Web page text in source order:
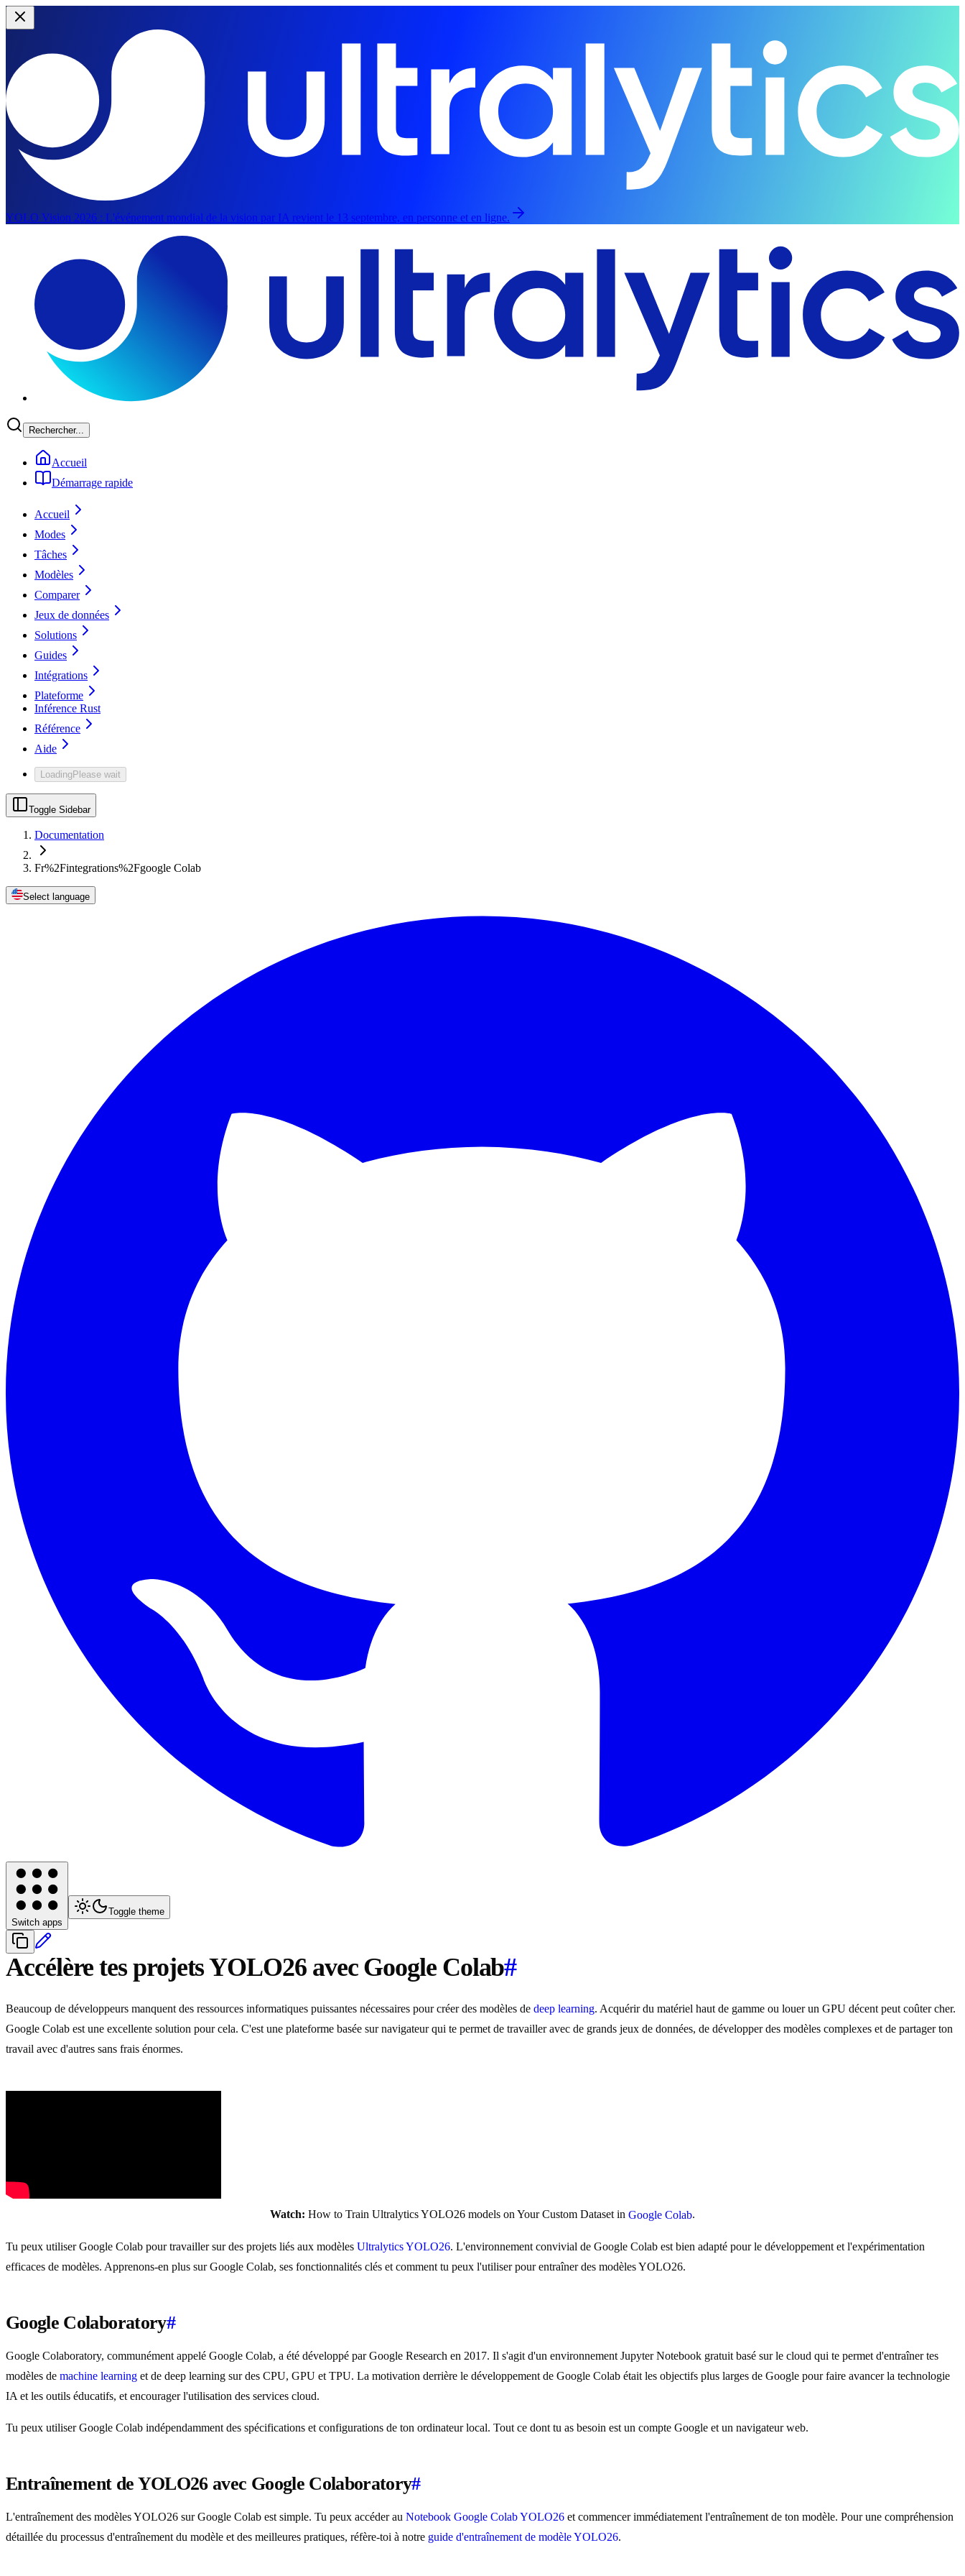
YOLO Vision 2026 : L'événement mondial de la vision par IA revient le 13 septembre, en personne et en ligne.
Rechercher...
Accueil
Démarrage rapide
Accueil
Modes
Tâches
Modèles
Comparer
Jeux de données
Solutions
Guides
Intégrations
Plateforme
Inférence Rust
Référence
Aide
LoadingPlease wait
Toggle Sidebar
Documentation
Fr%2Fintegrations%2Fgoogle Colab
Select language
Switch apps
Toggle theme
Accélère tes projets YOLO26 avec Google Colab#
Beaucoup de développeurs manquent des ressources informatiques puissantes nécessaires pour créer des modèles de deep learning. Acquérir du matériel haut de gamme ou louer un GPU décent peut coûter cher.
Google Colab est une excellente solution pour cela. C'est une plateforme basée sur navigateur qui te permet de travailler avec de grands jeux de données, de développer des modèles complexes et de partager ton
travail avec d'autres sans frais énormes.
Watch: How to Train Ultralytics YOLO26 models on Your Custom Dataset in Google Colab.
Tu peux utiliser Google Colab pour travailler sur des projets liés aux modèles Ultralytics YOLO26. L'environnement convivial de Google Colab est bien adapté pour le développement et l'expérimentation
efficaces de modèles. Apprenons-en plus sur Google Colab, ses fonctionnalités clés et comment tu peux l'utiliser pour entraîner des modèles YOLO26.
Google Colaboratory#
Google Colaboratory, communément appelé Google Colab, a été développé par Google Research en 2017. Il s'agit d'un environnement Jupyter Notebook gratuit basé sur le cloud qui te permet d'entraîner tes
modèles de machine learning et de deep learning sur des CPU, GPU et TPU. La motivation derrière le développement de Google Colab était les objectifs plus larges de Google pour faire avancer la technologie
IA et les outils éducatifs, et encourager l'utilisation des services cloud.
Tu peux utiliser Google Colab indépendamment des spécifications et configurations de ton ordinateur local. Tout ce dont tu as besoin est un compte Google et un navigateur web.
Entraînement de YOLO26 avec Google Colaboratory#
L'entraînement des modèles YOLO26 sur Google Colab est simple. Tu peux accéder au Notebook Google Colab YOLO26 et commencer immédiatement l'entraînement de ton modèle. Pour une compréhension
détaillée du processus d'entraînement du modèle et des meilleures pratiques, réfère-toi à notre guide d'entraînement de modèle YOLO26.